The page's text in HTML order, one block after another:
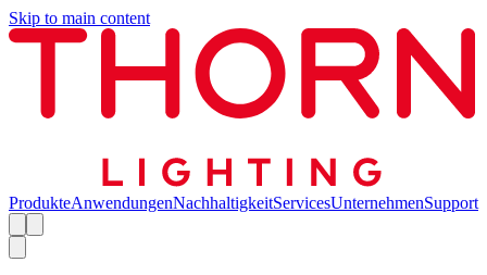
Skip to main content
ProdukteAnwendungenNachhaltigkeitServicesUnternehmenSupport